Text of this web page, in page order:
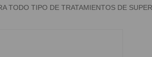
TODO TIPO DE TRATAMIENTOS DE